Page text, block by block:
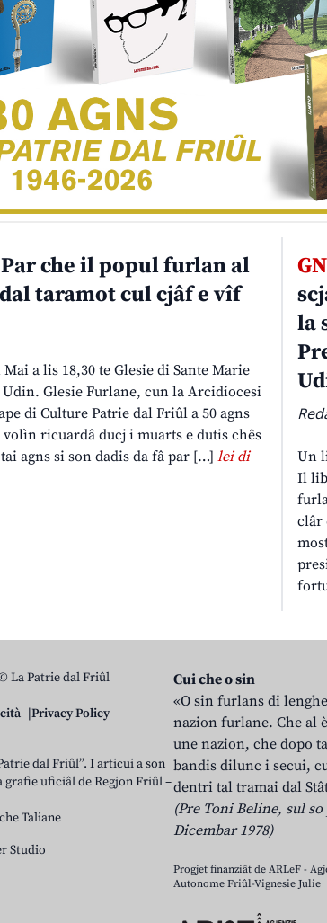
che il popul furlan al
taramot cul cjâf e vîf
a lis 18,30 te Glesie di Sante Marie
Glesie Furlane, cun la Arcidiocesi
di Culture Patrie dal Friûl a 50 agns
ricuardâ ducj i muarts e dutis chês
agns si son dadis da fâ par […] lei di
la
Un
Il
clâr
La Patrie dal Friûl
Privacy Policy
dal Friûl”. I articui a son
grafie uficiâl de Regjon Friûl –
Taliane
Studio
Cui che o sin
«O sin furlans di
nazion furlane. Che al
une nazion, che dopo
bandis dilunc i secui,
dentri tal tramai dal
(Pre Toni Beline, sul
Dicembar 1978)
Progjet finanziât de ARLeF -
Autonome Friûl-Vignesie Julie